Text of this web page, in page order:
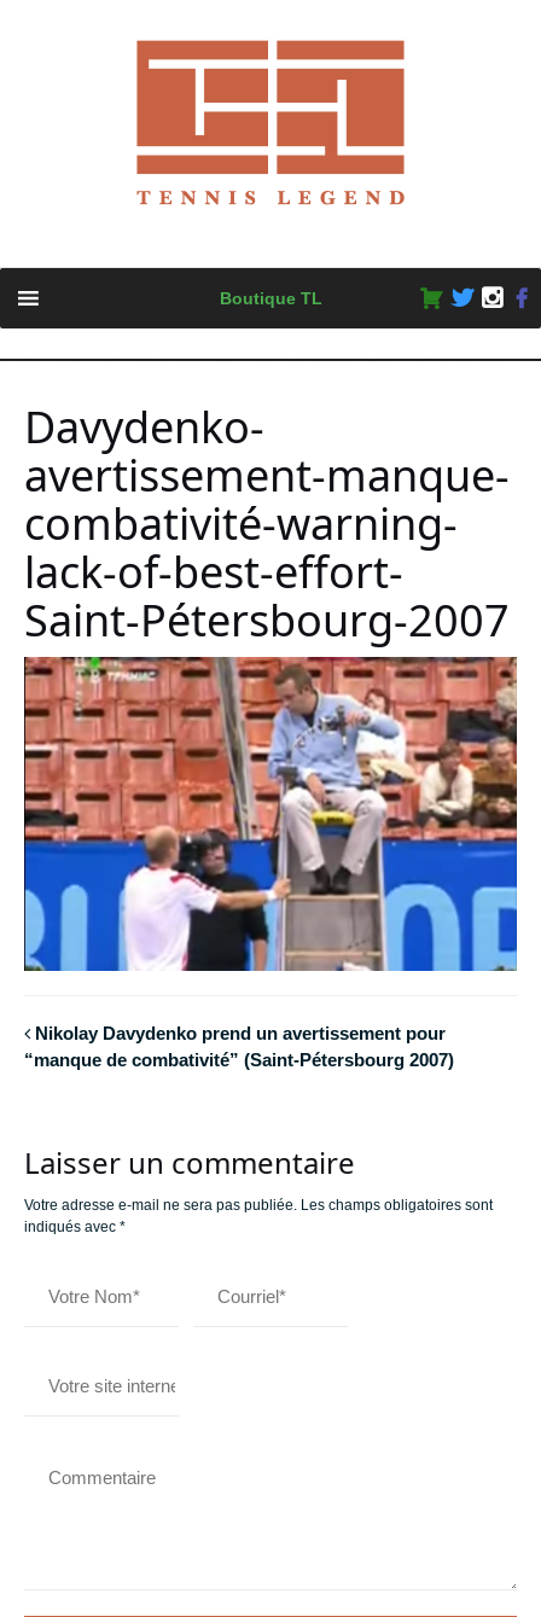
content
Boutique TL
Davydenko-
avertissement-manque-
combativité-warning-
lack-of-best-effort-
Saint-Pétersbourg-2007
Nikolay Davydenko prend un avertissement pour
“manque de combativité” (Saint-Pétersbourg 2007)
Laisser un commentaire
Votre adresse e-mail ne sera pas publiée. Les champs obligatoires sont
indiqués avec *